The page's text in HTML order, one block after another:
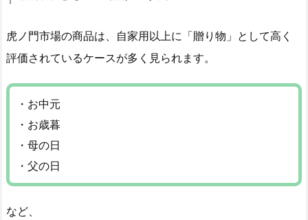
虎ノ門市場の商品は、自家用以上に「贈り物」として高く
評価されているケースが多く見られます。
・お中元
・お歳暮
・母の日
・父の日
など、